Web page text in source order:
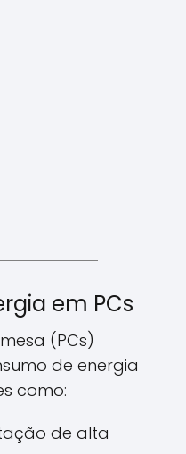
em PCs
(PCs)
de energia
como:
de alta